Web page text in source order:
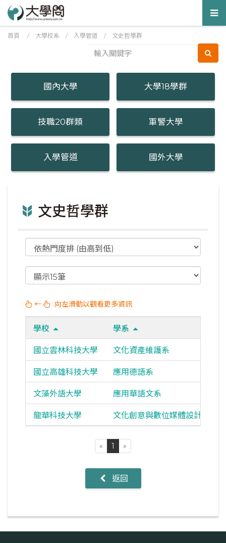
首頁 / 大學校系 / 入學管道 / 文史哲學群
國內大學 大學18學群
技職20群類 軍警大學
入學管道 國外大學
文史哲學群
← 向左滑動以觀看更多資訊
學校 學系
國立雲林科技大學
文化資產維護系
國立高雄科技大學
應用德語系
文藻外語大學
應用華語文系
龍華科技大學
文化創意與數位媒體設計系
« 1 »
返回